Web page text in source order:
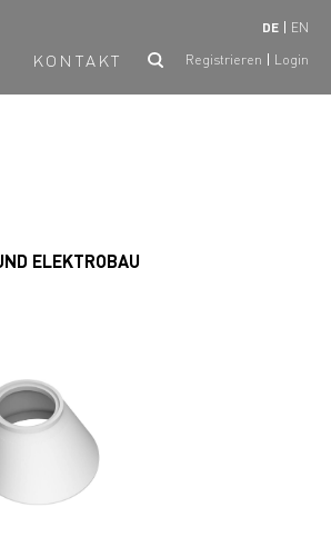
DE EN
KONTAKT Registrieren Login
ELEKTROBAU